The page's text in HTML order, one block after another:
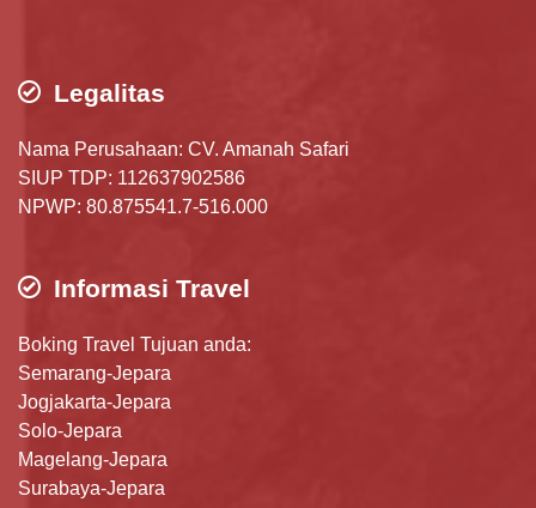
Legalitas
Nama Perusahaan: CV. Amanah Safari
SIUP TDP: 112637902586
NPWP: 80.875541.7-516.000
Informasi Travel
Boking Travel Tujuan anda:
Semarang-Jepara
Jogjakarta-Jepara
Solo-Jepara
Magelang-Jepara
Surabaya-Jepara